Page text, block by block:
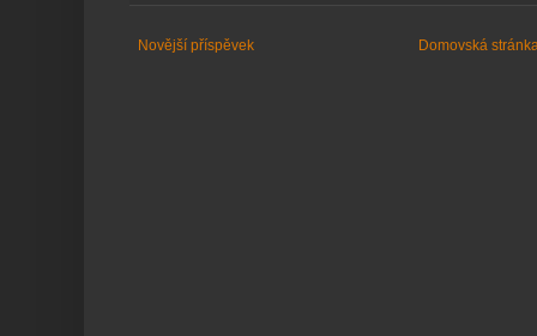
Novější příspěvek Domovská